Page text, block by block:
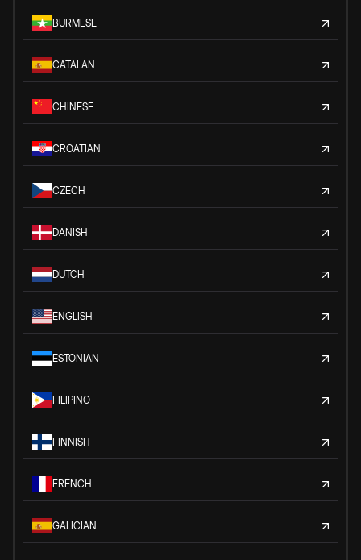
BURMESE
CATALAN
CHINESE
CROATIAN
CZECH
DANISH
DUTCH
ENGLISH
ESTONIAN
FILIPINO
FINNISH
FRENCH
GALICIAN